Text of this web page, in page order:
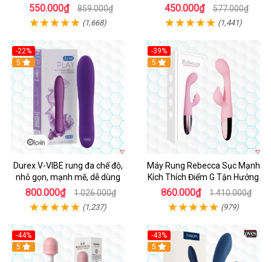
550.000₫ 859.000₫
(1,668)
mạnh
450.000₫ 577.000₫
(1,441)
-22%
Hot
5
Durex V-VIBE rung đa chế độ,
nhỏ gọn, mạnh mẽ, dễ dùng
800.000₫ 1.026.000₫
(1,237)
-39%
Hot
5
Máy Rung Rebecca Sục Mạnh
Kích Thích Điểm G Tận Hưởng
860.000₫ 1.410.000₫
(979)
-44%
Hot
5
-43%
Hot
5